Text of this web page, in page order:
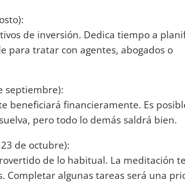
de inversión. Dedica tiempo a
para tratar con agentes, abogados o
septiembre):
beneficiará financieramente. Es
pero todo lo demás saldrá bien.
de octubre):
de lo habitual. La meditación
Completar algunas tareas será una